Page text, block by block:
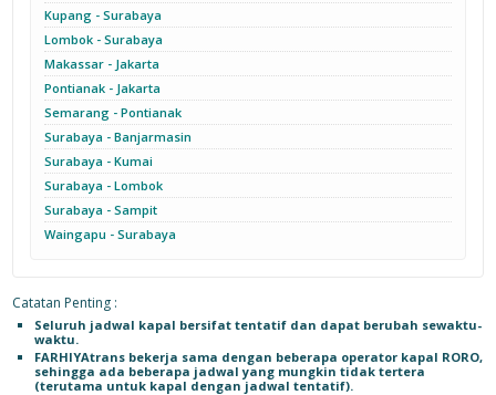
Kupang - Surabaya
Lombok - Surabaya
Makassar - Jakarta
Pontianak - Jakarta
Semarang - Pontianak
Surabaya - Banjarmasin
Surabaya - Kumai
Surabaya - Lombok
Surabaya - Sampit
Waingapu - Surabaya
Catatan Penting :
Seluruh jadwal kapal bersifat tentatif dan dapat berubah sewaktu-
waktu.
FARHIYAtrans bekerja sama dengan beberapa operator kapal RORO,
sehingga ada beberapa jadwal yang mungkin tidak tertera
(terutama untuk kapal dengan jadwal tentatif).